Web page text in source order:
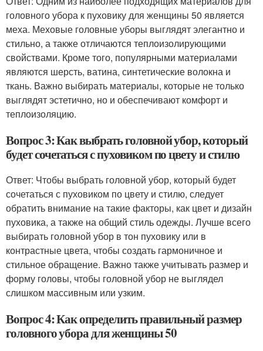
головного убора к пуховику для женщины 50 является
меха. Меховые головные уборы выглядят элегантно и
стильно, а также отличаются теплоизолирующими
свойствами. Кроме того, популярными материалами
являются шерсть, ватина, синтетические волокна и
ткань. Важно выбирать материалы, которые не только
выглядят эстетично, но и обеспечивают комфорт и
теплоизоляцию.
Вопрос 3: Как выбрать головной убор, который
будет сочетаться с пуховиком по цвету и стилю
Ответ: Чтобы выбрать головной убор, который будет
сочетаться с пуховиком по цвету и стилю, следует
обратить внимание на такие факторы, как цвет и дизайн
пуховика, а также на общий стиль одежды. Лучше всего
выбирать головной убор в тон пуховику или в
контрастные цвета, чтобы создать гармоничное и
стильное обращение. Важно также учитывать размер и
форму головы, чтобы головной убор не выглядел
слишком массивным или узким.
Вопрос 4: Как определить правильный размер
головного убора для женщины 50